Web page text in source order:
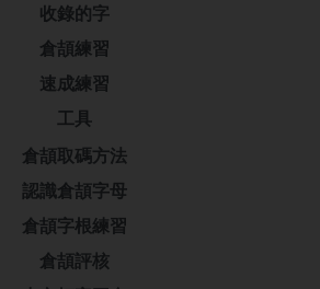
收錄的字
倉頡練習
速成練習
工具
倉頡取碼方法
認識倉頡字母
倉頡字根練習
倉頡評核